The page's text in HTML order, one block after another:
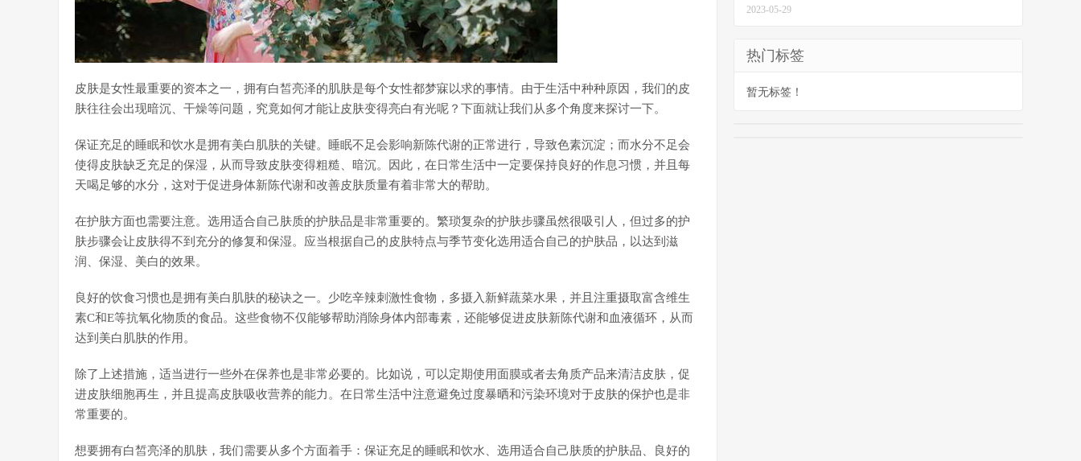
皮肤是女性最重要的资本之一，拥有白皙亮泽的肌肤是每个女性都梦寐以求的事情。由于生活中种种原因，我们的皮
肤往往会出现暗沉、干燥等问题，究竟如何才能让皮肤变得亮白有光呢？下面就让我们从多个角度来探讨一下。
保证充足的睡眠和饮水是拥有美白肌肤的关键。睡眠不足会影响新陈代谢的正常进行，导致色素沉淀；而水分不足会
使得皮肤缺乏充足的保湿，从而导致皮肤变得粗糙、暗沉。因此，在日常生活中一定要保持良好的作息习惯，并且每
天喝足够的水分，这对于促进身体新陈代谢和改善皮肤质量有着非常大的帮助。
在护肤方面也需要注意。选用适合自己肤质的护肤品是非常重要的。繁琐复杂的护肤步骤虽然很吸引人，但过多的护
肤步骤会让皮肤得不到充分的修复和保湿。应当根据自己的皮肤特点与季节变化选用适合自己的护肤品，以达到滋
润、保湿、美白的效果。
良好的饮食习惯也是拥有美白肌肤的秘诀之一。少吃辛辣刺激性食物，多摄入新鲜蔬菜水果，并且注重摄取富含维生
素C和E等抗氧化物质的食品。这些食物不仅能够帮助消除身体内部毒素，还能够促进皮肤新陈代谢和血液循环，从而
达到美白肌肤的作用。
除了上述措施，适当进行一些外在保养也是非常必要的。比如说，可以定期使用面膜或者去角质产品来清洁皮肤，促
进皮肤细胞再生，并且提高皮肤吸收营养的能力。在日常生活中注意避免过度暴晒和污染环境对于皮肤的保护也是非
常重要的。
想要拥有白皙亮泽的肌肤，我们需要从多个方面着手：保证充足的睡眠和饮水、选用适合自己肤质的护肤品、良好的
2023-05-29
热门标签
暂无标签！